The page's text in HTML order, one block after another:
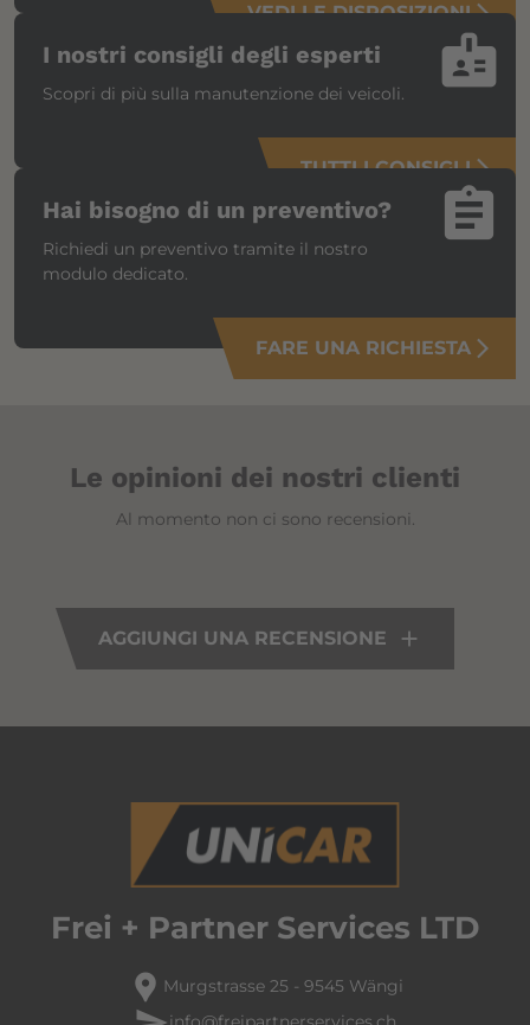
VEDI LE DISPOSIZIONIarrow_forward_ios
badge
I nostri consigli degli esperti
Scopri di più sulla manutenzione dei veicoli.
TUTTI I CONSIGLIarrow_forward_ios
assignment
Hai bisogno di un preventivo?
Richiedi un preventivo tramite il nostro
modulo dedicato.
FARE UNA RICHIESTA arrow_forward_ios
Le opinioni dei nostri clienti
Al momento non ci sono recensioni.
AGGIUNGI UNA RECENSIONE
Frei + Partner Services LTD
location_pin Murgstrasse 25 - 9545 Wängi